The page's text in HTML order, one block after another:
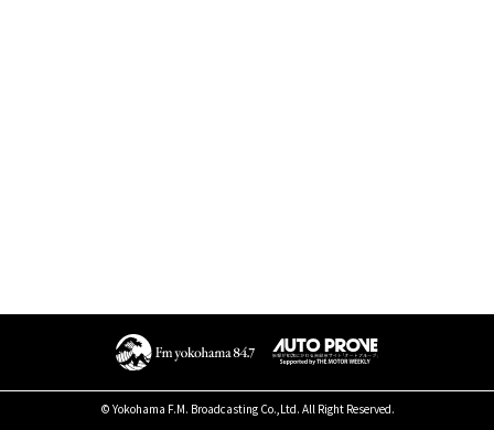
© Yokohama F.M. Broadcasting Co.,Ltd. All Right Reserved.